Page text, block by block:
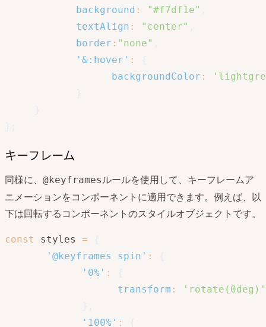
background : "#f7df1e"
textAlign : "center"
border : "none"
'&:hover' :
backgroundColor :
キーフレーム
同様に、 @keyframesルールを使用して、キーフレームア
ニメーションをコンポーネントに適用できます。例えば、以
下は回転するコンポーネントのスタイルオブジェクトです。
const styles =
'@keyframes spin' :
'0%' :
transform :
'rotate(0deg)'
'100%' :